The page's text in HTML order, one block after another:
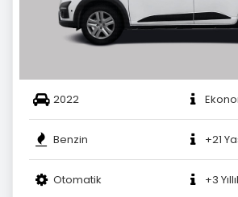
2022
Benzin +21
Otomatik +3